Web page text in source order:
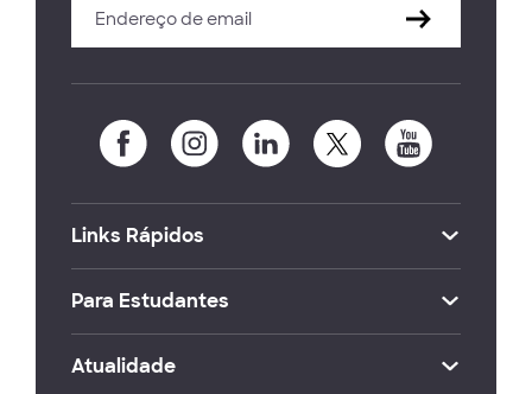
Links Rápidos
Para Estudantes
Atualidade